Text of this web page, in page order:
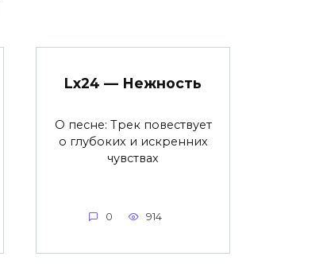
Lx24 — Нежность
О песне: Трек повествует
о глубоких и искренних
чувствах
0 914